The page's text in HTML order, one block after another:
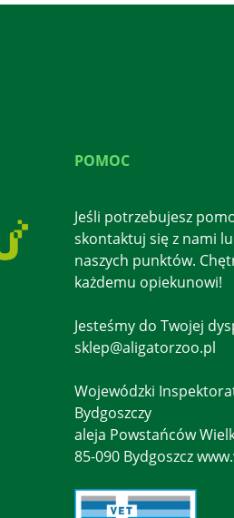
POMOC
Jeśli potrzebujesz
skontaktuj się z nami
naszych punktów.
każdemu opiekunowi!
Jesteśmy do Twojej
sklep@aligatorzoo.pl
Wojewódzki
Bydgoszczy
aleja Powstańców
85-090 Bydgoszcz